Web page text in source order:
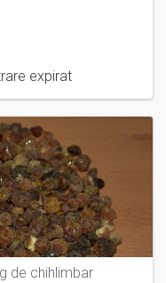
expirat
de chihlimbar